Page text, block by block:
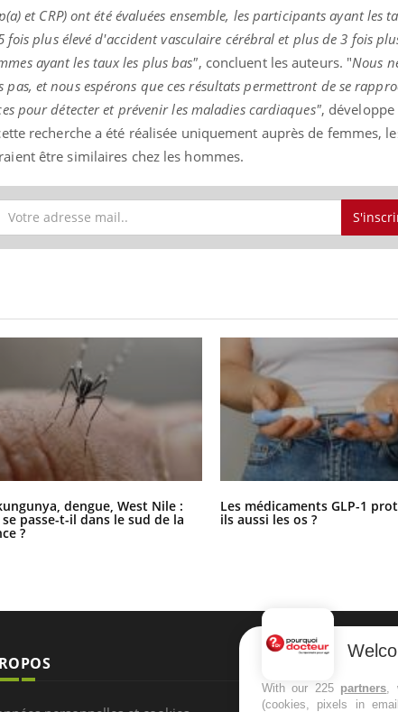
et CRP) ont été évaluées ensemble, les participants ayant les
plus élevé d'accident vasculaire cérébral et plus de 3 fois
ayant les taux les plus bas", concluent les auteurs. "Nous
et nous espérons que ces résultats permettront de se
pour détecter et prévenir les maladies cardiaques", développe
recherche a été réalisée uniquement auprès de femmes,
être similaires chez les hommes.
dengue, West Nile :
passe-t-il dans le sud de la
?
Les médicaments GLP-1
ils aussi les os ?
NEWSLETTER
Recevez toutes
With our 225 partners,
(cookies, pixels in